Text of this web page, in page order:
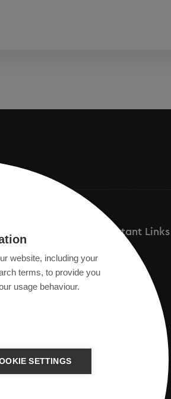
Important Links
Academy
website, including your
terms, to provide you
usage behaviour.
SETTINGS